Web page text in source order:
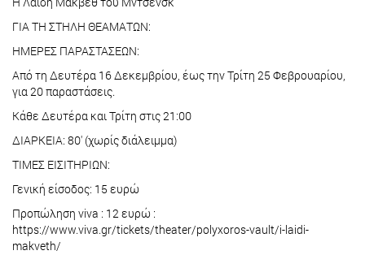
ΓΙΑ ΤΗ ΣΤΗΛΗ ΘΕΑΜΑΤΩΝ:
ΗΜΕΡΕΣ ΠΑΡΑΣΤΑΣΕΩΝ:
Από τη Δευτέρα 16 Δεκεμβρίου, έως την Τρίτη 25 Φεβρουαρίου,
για 20 παραστάσεις.
Κάθε Δευτέρα και Τρίτη στις 21:00
ΔΙΑΡΚΕΙΑ: 80' (χωρίς διάλειμμα)
ΤΙΜΕΣ ΕΙΣΙΤΗΡΙΩΝ:
Γενική είσοδος: 15 ευρώ
Προπώληση viva : 12 ευρώ :
https://www.viva.gr/tickets/theater/polyxoros-vault/i-laidi-
makveth/